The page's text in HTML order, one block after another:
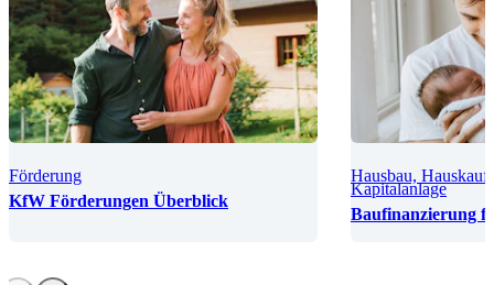
Förderung
KfW Förderungen Überblick
Hausbau,
Kapitalanlage
Baufinanzierung